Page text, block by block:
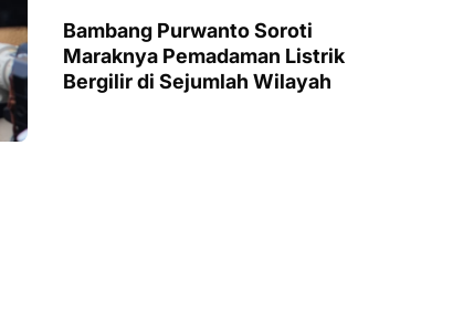
Bambang Purwanto Soroti
Maraknya Pemadaman Listrik
Bergilir di Sejumlah Wilayah